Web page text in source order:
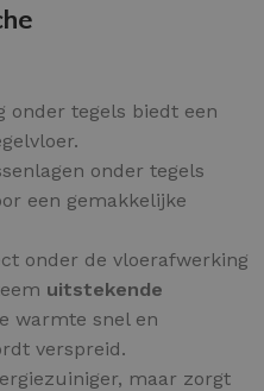
onder tegels biedt een
onder tegels
een gemakkelijke
onder de vloerafwerking
uitstekende
warmte snel en
verspreid.
maar zorgt